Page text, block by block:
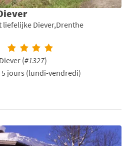
Diever,Drenthe
Diever (#1327)
5 jours (lundi-vendredi)